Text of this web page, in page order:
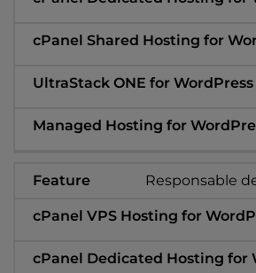
Responsable